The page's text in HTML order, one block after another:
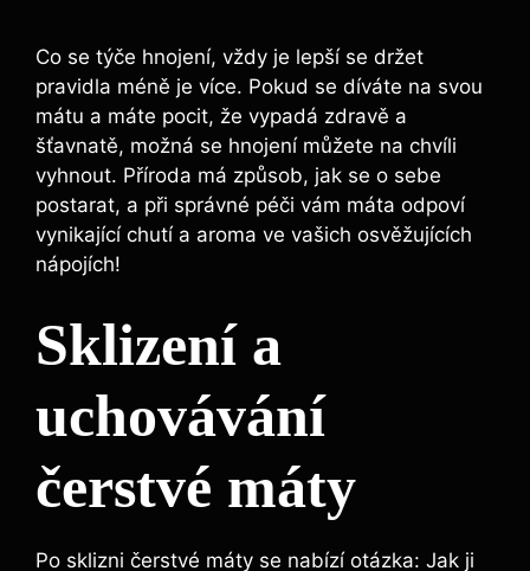
Co se týče hnojení, vždy je lepší se držet
pravidla méně je více. Pokud se díváte na svou
mátu a máte pocit, že vypadá zdravě a
šťavnatě, možná se hnojení můžete na chvíli
vyhnout. Příroda má způsob, jak se o sebe
postarat, a při správné péči vám máta odpoví
vynikající chutí a aroma ve vašich osvěžujících
nápojích!
Sklizení a
uchovávání
čerstvé máty
Po sklizni čerstvé máty se nabízí otázka: Jak ji